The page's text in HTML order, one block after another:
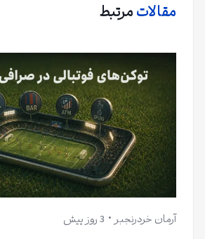
مقالاتمرتبط
آرمان خردرنجبر 3 روز پیش